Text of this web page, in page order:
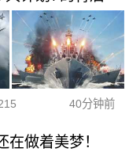
40分钟前
在做着美梦！